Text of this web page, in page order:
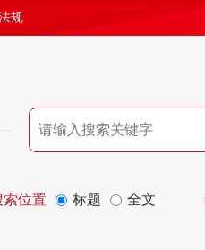
规
索位置 标题 全文